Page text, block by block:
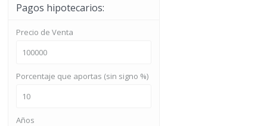
Pagos hipotecarios:
Precio de Venta
Porcentaje que aportas (sin signo %)
Años